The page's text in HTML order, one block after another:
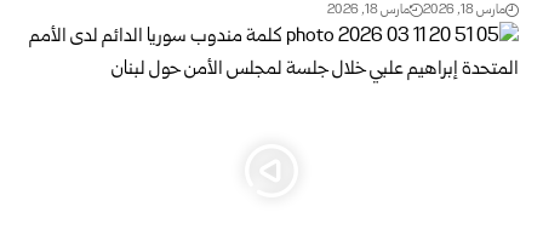
مارس 18, 2026 مارس 18, 2026